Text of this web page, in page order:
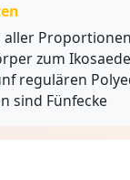
aller Proportionen
zum
regulären
sind Fünfecke